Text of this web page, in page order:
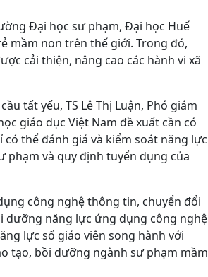
Đại học sư phạm, Đại học Huế
mầm non trên thế giới. Trong đó,
cải thiện, nâng cao các hành vi xã
tất yếu, TS Lê Thị Luận, Phó giám
giáo dục Việt Nam đề xuất cần có
thể đánh giá và kiểm soát năng lực
phạm và quy định tuyển dụng của
công nghệ thông tin, chuyển đổi
dưỡng năng lực ứng dụng công nghệ
lực số giáo viên song hành với
tạo, bồi dưỡng ngành sư phạm mầm